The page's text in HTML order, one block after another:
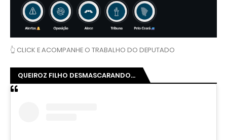
👆 CLICK E ACOMPANHE O TRABALHO DO DEPUTADO
QUEIROZ FILHO DESMASCARANDO...